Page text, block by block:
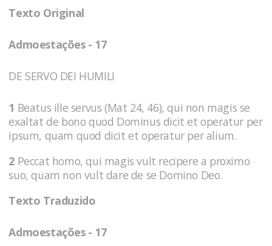
Texto Original
Admoestações - 17
DE SERVO DEI HUMILI
1 Beatus ille servus (Mat 24, 46), qui non magis se
exaltat de bono quod Dominus dicit et operatur per
ipsum, quam quod dicit et operatur per alium.
2 Peccat homo, qui magis vult recipere a proximo
suo, quam non vult dare de se Domino Deo.
Texto Traduzido
Admoestações - 17